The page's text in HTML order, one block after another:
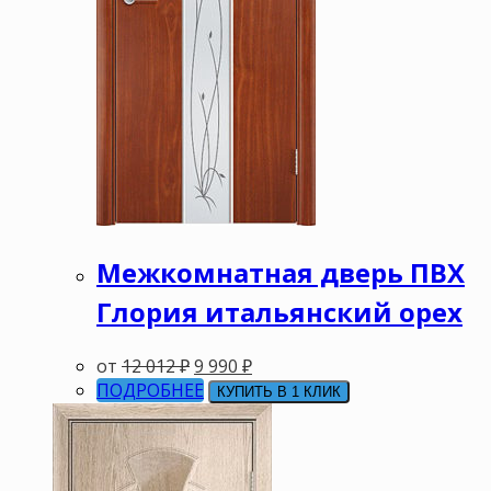
Межкомнатная дверь ПВХ
Глория итальянский орех
от 12 012₽9 990 ₽
ПОДРОБНЕЕ
КУПИТЬ В 1 КЛИК